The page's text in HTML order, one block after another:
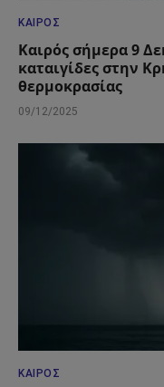
ΚΑΙΡΌΣ
Καιρός σήμερα 9
καταιγίδες στην
θερμοκρασίας
09/12/2025
ΚΑΙΡΌΣ